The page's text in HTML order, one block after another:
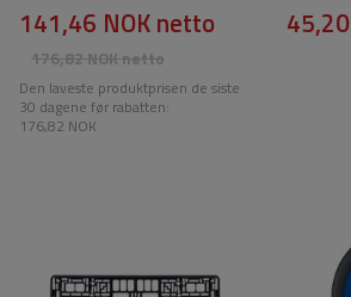
176,82 NOKnetto
141,46 NOKnetto
Den laveste produktprisen de siste
30 dagene før rabatten:
176,82 NOK